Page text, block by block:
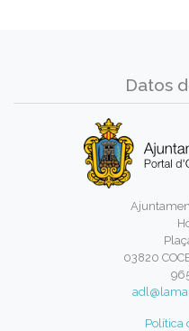
Datos
03820
Política